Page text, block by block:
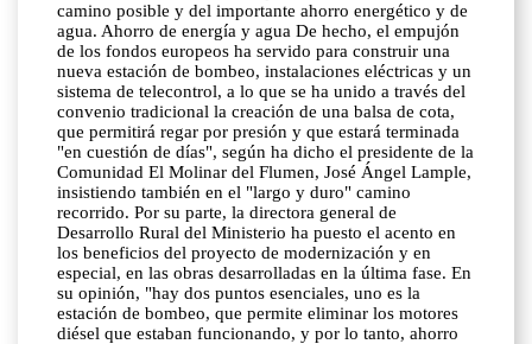
camino posible y del importante ahorro energético y de
agua. Ahorro de energía y agua De hecho, el empujón
de los fondos europeos ha servido para construir una
nueva estación de bombeo, instalaciones eléctricas y un
sistema de telecontrol, a lo que se ha unido a través del
convenio tradicional la creación de una balsa de cota,
que permitirá regar por presión y que estará terminada
"en cuestión de días", según ha dicho el presidente de la
Comunidad El Molinar del Flumen, José Ángel Lample,
insistiendo también en el "largo y duro" camino
recorrido. Por su parte, la directora general de
Desarrollo Rural del Ministerio ha puesto el acento en
los beneficios del proyecto de modernización y en
especial, en las obras desarrolladas en la última fase. En
su opinión, "hay dos puntos esenciales, uno es la
estación de bombeo, que permite eliminar los motores
diésel que estaban funcionando, y por lo tanto, ahorro